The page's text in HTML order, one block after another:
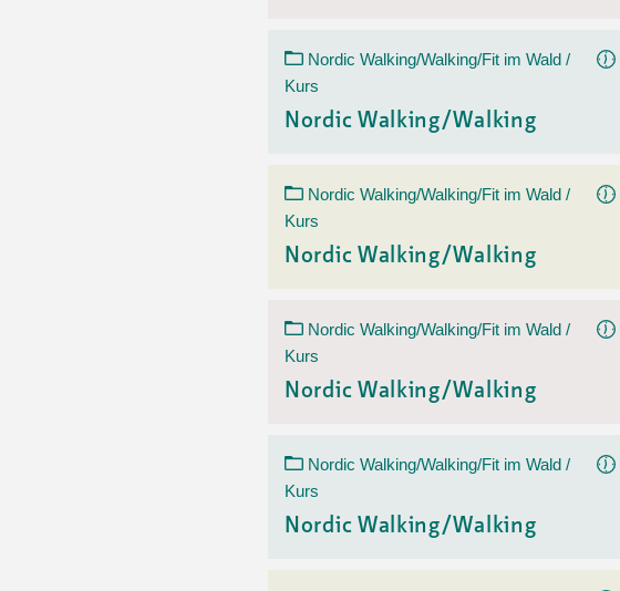
Nordic Walking/Walking/Fit im Wald /
Kurs
Nordic Walking/Walking
Nordic Walking/Walking/Fit im Wald /
Kurs
Nordic Walking/Walking
Nordic Walking/Walking/Fit im Wald /
Kurs
Nordic Walking/Walking
Nordic Walking/Walking/Fit im Wald /
Kurs
Nordic Walking/Walking